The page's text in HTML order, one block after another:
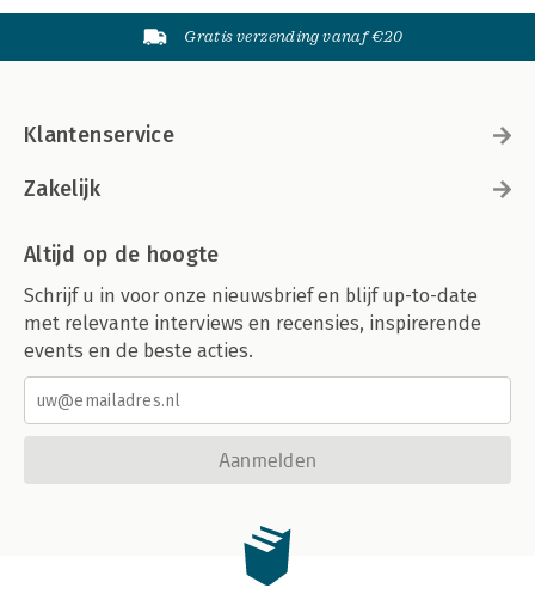
Gratis verzending vanaf €20
Klantenservice
Zakelijk
Altijd op de hoogte
Schrijf u in voor onze nieuwsbrief en blijf up-to-date
met relevante interviews en recensies, inspirerende
events en de beste acties.
Aanmelden